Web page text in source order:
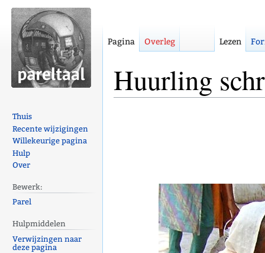
Huurling
Pagina Overleg Lezen
Thuis
Recente wijzigingen
Willekeurige pagina
Hulp
Over
Bewerk:
Parel
Hulpmiddelen
Verwijzingen naar
deze pagina